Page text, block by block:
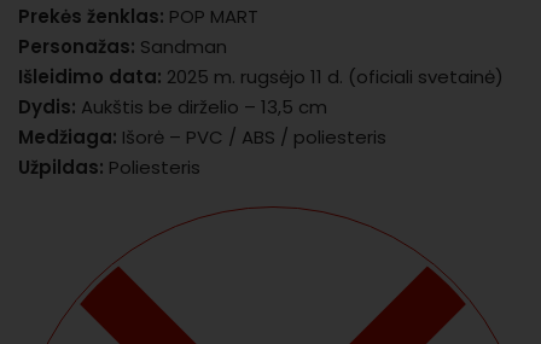
Prekės ženklas: POP MART
Personažas: Sandman
Išleidimo data: 2025 m. rugsėjo 11 d. (oficiali svetainė)
Dydis: Aukštis be dirželio – 13,5 cm
Medžiaga: Išorė – PVC / ABS / poliesteris
Užpildas: Poliesteris